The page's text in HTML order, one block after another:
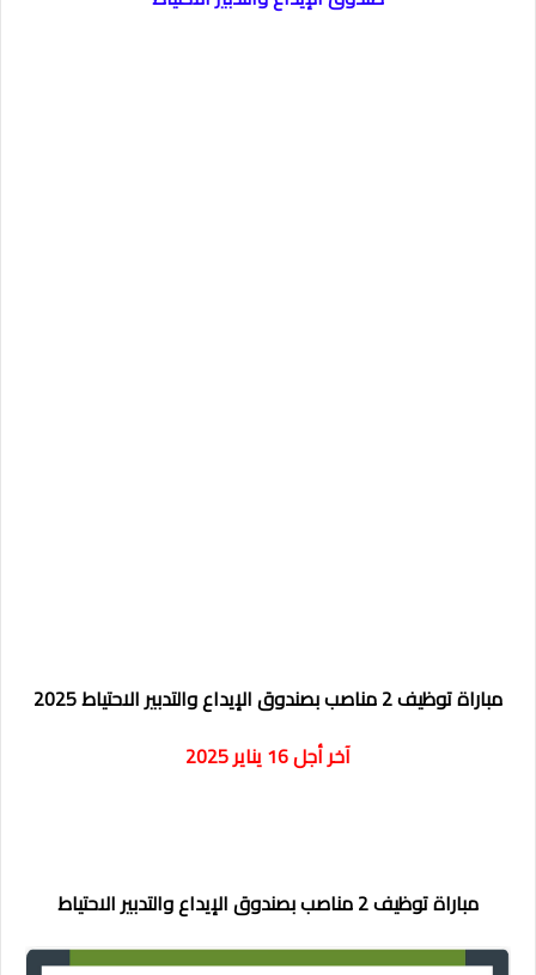
مباراة توظيف 2 مناصب بصندوق الإيداع والتدبير الاحتياط 2025
آخر أجل 16 يناير 2025
مباراة توظيف 2 مناصب بصندوق الإيداع والتدبير الاحتياط